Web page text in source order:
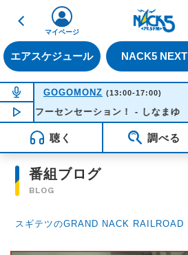
戻る
エアスケジュール NACK5 NEXT
マイページ
NOW ON AIR
GOGOMONZ (13:00-17:00)
NOW PLAYING13:37
ンフーセンセーション！ - しなまゆ
聴く 調べる
番組ブログ
BLOG
スギテツのGRAND NACK RAILROAD